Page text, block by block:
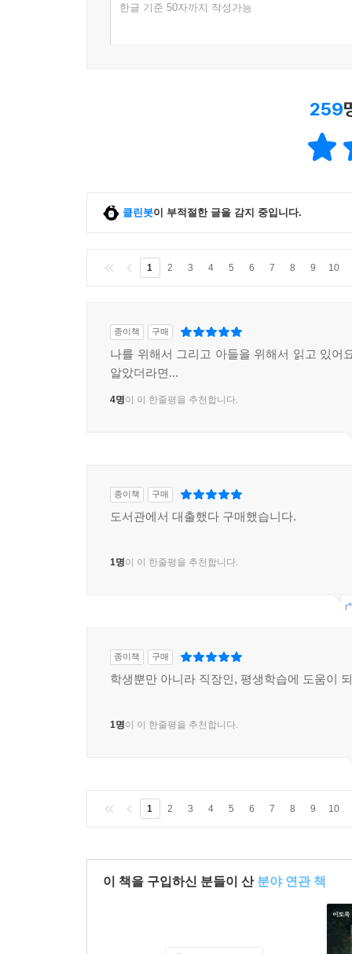
한글 기준 50자까지 작성가능
259
클린봇이 부적절한 글을 감지 중입니다.
1 2 3 4 5 6 7 8 9 10
종이책 구매
나를 위해서 그리고 아들을 위해서 읽고 있어
알았더라면...
4명이 이 한줄평을 추천합니다.
종이책 구매
도서관에서 대출했다 구매했습니다.
1명이 이 한줄평을 추천합니다.
종이책 구매
학생뿐만 아니라 직장인, 평생학습에 도움이
1명이 이 한줄평을 추천합니다.
1 2 3 4 5 6 7 8 9 10
이 책을 구입하신 분들이 산 분야 연관 책